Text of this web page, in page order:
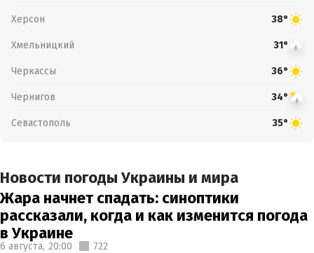
Херсон 38°
Хмельницкий 31°
Черкассы 36°
Чернигов 34°
Севастополь 35°
Новости погоды Украины и мира
Жара начнет спадать: синоптики
рассказали, когда и как изменится погода
в Украине
6 августа, 20:00 722